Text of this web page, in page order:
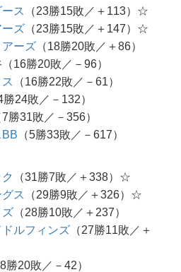
ス
（23勝15敗／＋113）☆
ズ （23勝15敗／＋147）☆
ーズ （18勝20敗／＋86）
16勝20敗／－96）
（16勝22敗／－61）
勝24敗／－132）
7勝31敗／－356）
（5勝33敗／－617）
（31勝7敗／＋338）☆
ス
（29勝9敗／＋326）☆
ズ （28勝10敗／＋237）
ルフィンズ （27勝11敗／＋
勝20敗／－42）